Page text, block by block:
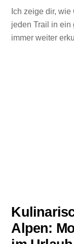
Ich zeige dir,
jeden Trail in ein
immer weiter
Alpen: